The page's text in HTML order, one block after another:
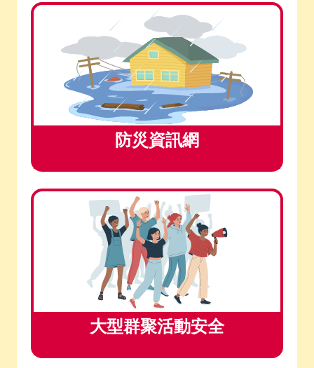
防災資訊網
大型群聚活動安全